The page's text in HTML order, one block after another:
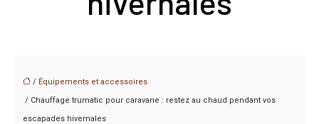
/ Équipements et accessoires
/ Chauffage trumatic pour caravane : restez au chaud pendant vos
escapades hivernales